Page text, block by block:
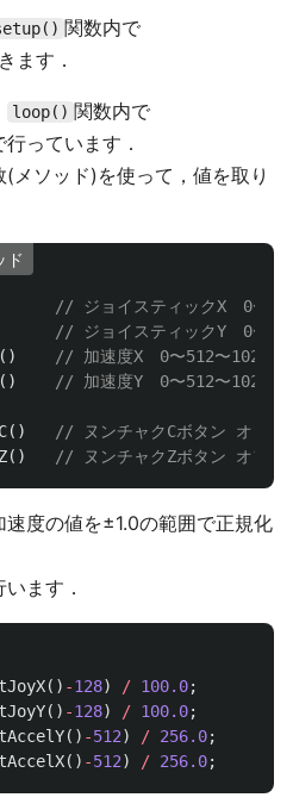
関数内で
ます．
loop() 関数内で
行っています．
メソッド)を使って，値を取り
ド
// ジョイスティックX　0〜
// ジョイスティックY　0〜
()
// 加速度X　0〜512〜1024?
() // 加速度Y　0〜512〜1024?
()
// ヌンチャクCボタン オン
() // ヌンチャクZボタン オフ
度の値を±1.0の範囲で正規化
ます．
() -128) / 100.0;
() -128) / 100.0;
() -512) / 256.0;
() -512) / 256.0;